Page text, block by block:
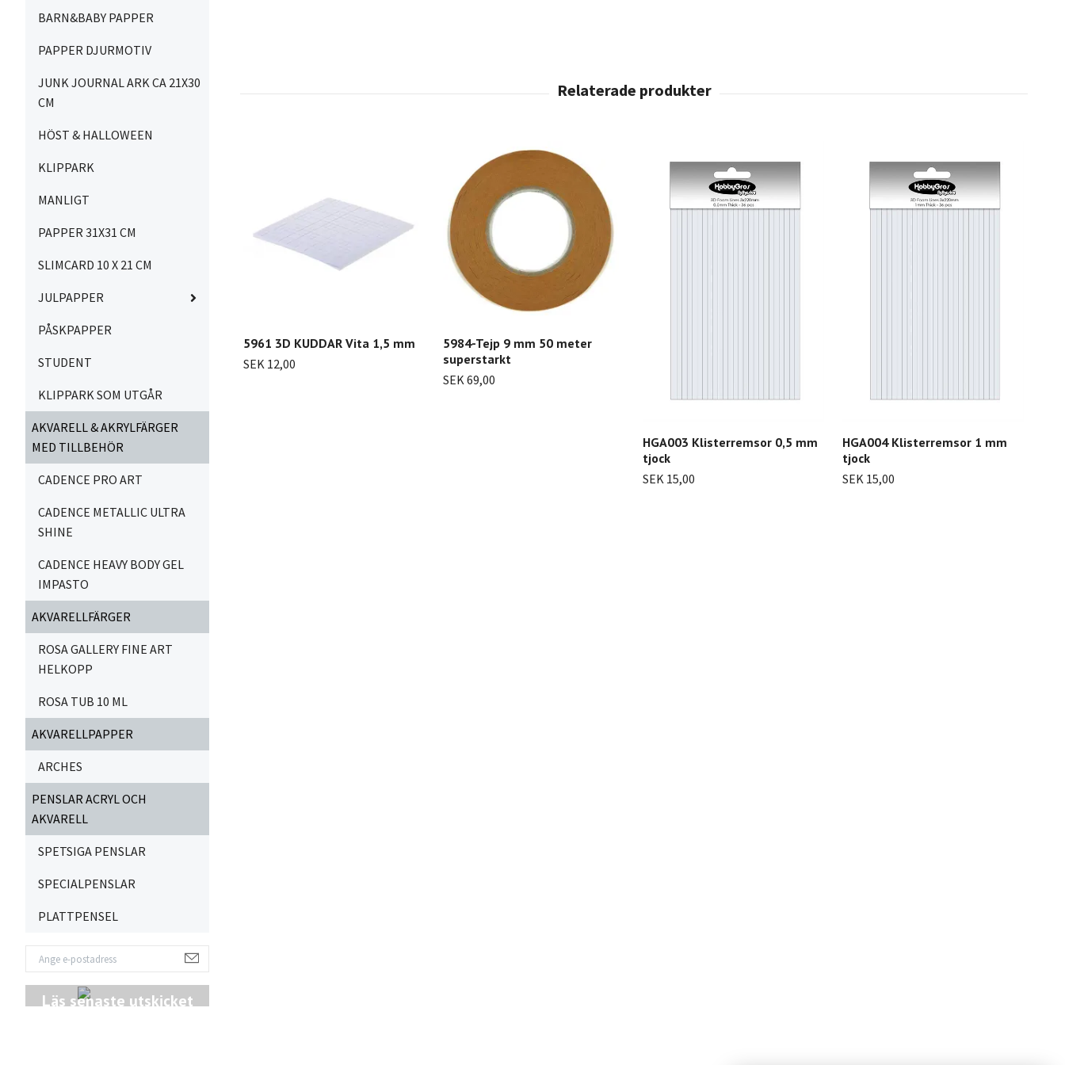
BARN&BABY PAPPER
PAPPER DJURMOTIV
JUNK JOURNAL ARK CA 21X30
CM
HÖST & HALLOWEEN
KLIPPARK
MANLIGT
PAPPER 31X31 CM
SLIMCARD 10 X 21 CM
JULPAPPER
PÅSKPAPPER
STUDENT
KLIPPARK SOM UTGÅR
AKVARELL & AKRYLFÄRGER
MED TILLBEHÖR
CADENCE PRO ART
CADENCE METALLIC ULTRA
SHINE
CADENCE HEAVY BODY GEL
IMPASTO
AKVARELLFÄRGER
ROSA GALLERY FINE ART
HELKOPP
ROSA TUB 10 ML
AKVARELLPAPPER
ARCHES
PENSLAR ACRYL OCH
AKVARELL
SPETSIGA PENSLAR
SPECIALPENSLAR
PLATTPENSEL
Läs senaste utskicket
5961 3D KUDDAR Vita 1,5 mm
SEK 12,00
5984-Tejp 9 mm 50 meter
superstarkt
SEK 69,00
HGA003 Klisterremsor 0,5 mm
tjock
SEK 15,00
HGA004 Klisterremsor 1 mm
tjock
SEK 15,00